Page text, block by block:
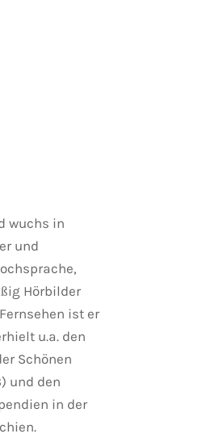
wuchs in
und
Hörbilder
ist er
u.a. den
Schönen
und den
in der